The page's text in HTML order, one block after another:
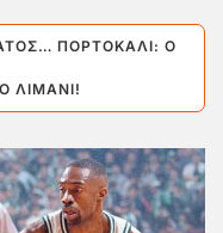
ΠΟΡΤΟΚΑΛΊ: Ο
ΛΙΜΆΝΙ!